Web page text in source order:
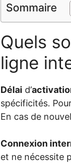
Sommaire
Quels
ligne
Délai d’
spécificités.
En cas de
Connexion
et ne nécessite